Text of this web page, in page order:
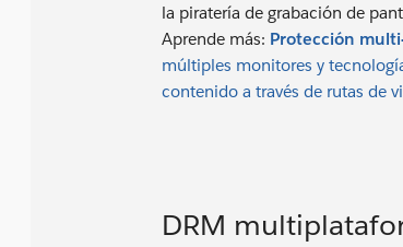
la piratería de grabación de
Aprende más: Protección
múltiples monitores y
contenido a través de rutas de
DRM